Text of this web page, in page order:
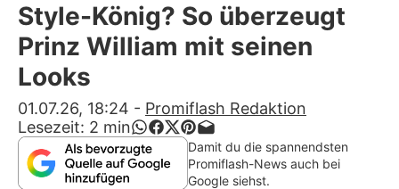
Stars
Filme & Serien
Lifestyle
Familie & Liebe
Promiflash Exklusiv
Style-König? So überzeugt
Prinz William mit seinen
Looks
01.07.26, 18:24 - Promiflash Redaktion
Lesezeit: 2 min
Damit du die spannendsten
Promiflash-News auch bei
Google siehst.